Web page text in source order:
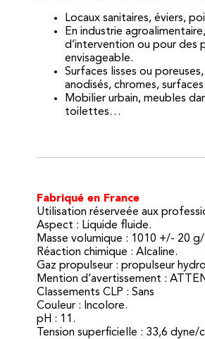
Locaux sanitaires, éviers,
En industrie
d’intervention ou pour des
envisageable.
Surfaces lisses ou
anodisés, chromes,
Mobilier urbain, meubles
toilettes…
Fabriqué en France
Utilisation réserveée aux
Aspect : Liquide fluide.
Masse volumique : 1010 +/- 20
Réaction chimique : Alcaline.
Gaz propulseur : propulseur
Mention d’avertissement :
Classements CLP : Sans
Couleur : Incolore.
pH : 11.
Tension superficielle : 33,6 dyne/